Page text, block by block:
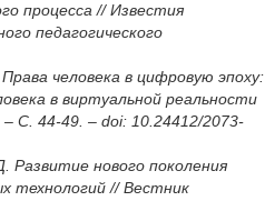
процесса // Известия
педагогического
человека в цифровую эпоху:
в виртуальной реальности
С. 44-49. – doi: 10.24412/2073-
Развитие нового поколения
технологий // Вестник